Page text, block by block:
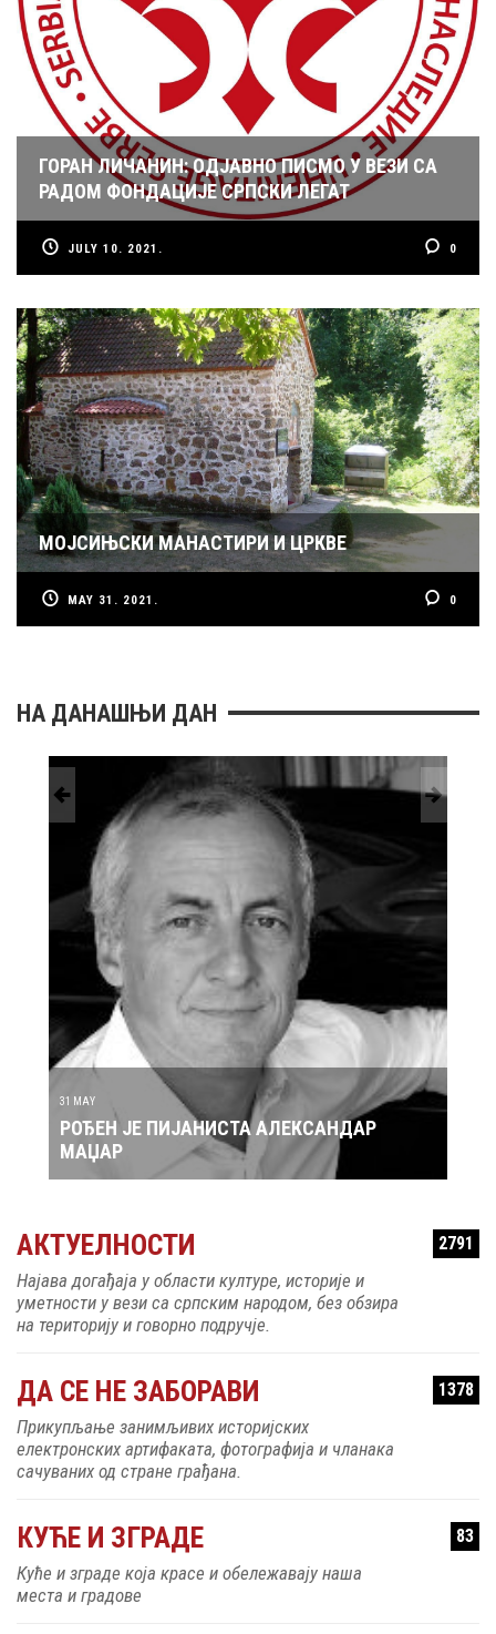
ГОРАН ЛИЧАНИН: ОДЈАВНО ПИСМО У ВЕЗИ СА
РАДОМ ФОНДАЦИЈЕ СРПСКИ ЛЕГАТ
JULY 10. 2021. 0
МОЈСИЊСКИ МАНАСТИРИ И ЦРКВЕ
MAY 31. 2021. 0
НА ДАНАШЊИ ДАН
РОЂЕН ЈЕ ПЕВАЧ ЗДРАВКО ЧОЛИЋ
АКТУЕЛНОСТИ 2791
Најава догађаја у области културе, историје и
уметности у вези са српским народом, без обзира
на територију и говорно подручје.
ДА СЕ НЕ ЗАБОРАВИ 1378
Прикупљање занимљивих историјских
електронских артифаката, фотографија и чланака
сачуваних од стране грађана.
КУЋЕ И ЗГРАДЕ 83
Куће и зграде која красе и обележавају наша
места и градове